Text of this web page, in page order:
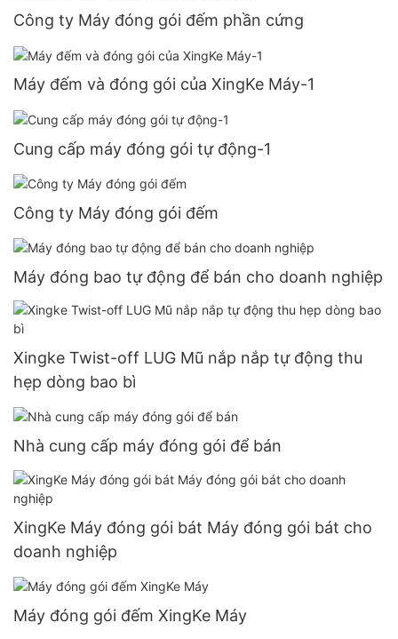
Công ty Máy đóng gói đếm phần cứng
Máy đếm và đóng gói của XingKe Máy-1
Cung cấp máy đóng gói tự động-1
Công ty Máy đóng gói đếm
Máy đóng bao tự động để bán cho doanh nghiệp
Xingke Twist-off LUG Mũ nắp nắp tự động thu
hẹp dòng bao bì
Nhà cung cấp máy đóng gói để bán
XingKe Máy đóng gói bát Máy đóng gói bát cho
doanh nghiệp
Máy đóng gói đếm XingKe Máy